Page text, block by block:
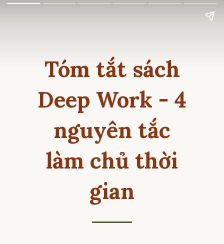
Tóm tắt sách
Deep Work - 4
nguyên tắc
làm chủ thời
gian